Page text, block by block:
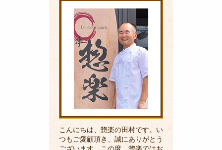
こんにちは、惣楽の田村です。い
つもご愛顧頂き、誠にありがとう